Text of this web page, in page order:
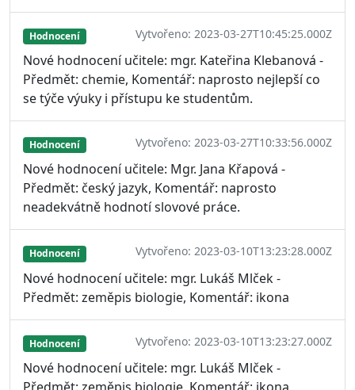
Hodnocení Vytvořeno: 2023-03-27T10:45:25.000Z
Nové hodnocení učitele: mgr. Kateřina Klebanová -
Předmět: chemie, Komentář: naprosto nejlepší co
se týče výuky i přístupu ke studentům.
Hodnocení Vytvořeno: 2023-03-27T10:33:56.000Z
Nové hodnocení učitele: Mgr. Jana Křapová -
Předmět: český jazyk, Komentář: naprosto
neadekvátně hodnotí slovové práce.
Hodnocení Vytvořeno: 2023-03-10T13:23:28.000Z
Nové hodnocení učitele: mgr. Lukáš Mlček -
Předmět: zeměpis biologie, Komentář: ikona
Hodnocení Vytvořeno: 2023-03-10T13:23:27.000Z
Nové hodnocení učitele: mgr. Lukáš Mlček -